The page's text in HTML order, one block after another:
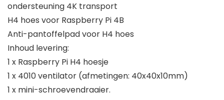
ondersteuning 4K transport
H4 hoes voor Raspberry Pi 4B
Anti-pantoffelpad voor H4 hoes
Inhoud levering:
1 x Raspberry Pi H4 hoesje
1 x 4010 ventilator (afmetingen: 40x40x10mm)
1 x mini-schroevendraaier.